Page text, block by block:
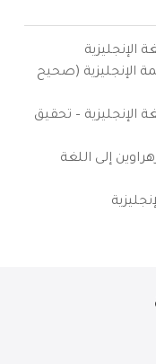
الإنجليزية
الإنجليزية (صحيح
الإنجليزية – تحقيق
إلى اللغة